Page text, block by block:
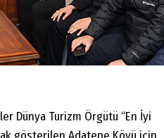
Dünya Turizm Örgütü “En İyi